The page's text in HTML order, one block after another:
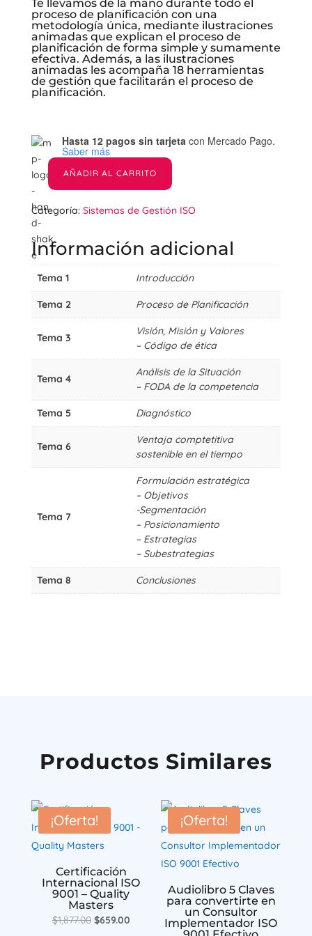
era:
$80.00.es:
Te llevamos de la mano durante todo el
proceso de planificación con una
metodología única, mediante ilustraciones
animadas que explican el proceso de
planificación de forma simple y sumamente
efectiva. Además, a las ilustraciones
animadas les acompaña 18 herramientas
de gestión que facilitarán el proceso de
planificación.
Hasta 12 pagos sin tarjeta con Mercado Pago.
Saber más
Aprender
a
hacer
un
Plan
de
Negocios
(Planificación
Estratégica)
AÑADIR AL CARRITO
Categoría: Sistemas de Gestión ISO
Información adicional
Tema 1 Introducción
Tema 2 Proceso de Planificación
Tema 3
Visión, Misión y Valores
– Código de ética
Tema 4
Análisis de la Situación
– FODA de la competencia
Tema 5 Diagnóstico
Tema 6
Ventaja comptetitiva
sostenible en el tiempo
Tema 7
Formulación estratégica
– Objetivos
-Segmentación
– Posicionamiento
– Estrategias
– Subestrategias
Tema 8 Conclusiones
Productos Similares
¡Oferta!
Certificación
Internacional ISO
9001 – Quality
Masters
$1,877.00 El
$659.00El
¡Oferta!
Audiolibro 5 Claves
para convertirte en
un Consultor
Implementador ISO